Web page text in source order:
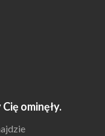
ominęły.